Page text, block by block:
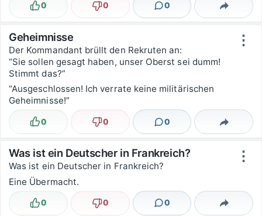
Lustig
0 Nicht lustig
0 0
Kommentare Teilen
⋮
Geheimnisse
Der Kommandant brüllt den Rekruten an:
“Sie sollen gesagt haben, unser Oberst sei dumm!
Stimmt das?”
“Ausgeschlossen! Ich verrate keine militärischen
Geheimnisse!”
Lustig
0 Nicht lustig
0 0
Kommentare Teilen
⋮
Was ist ein Deutscher in Frankreich?
Was ist ein Deutscher in Frankreich?
Eine Übermacht.
Lustig
0 Nicht lustig
0 0
Kommentare Teilen